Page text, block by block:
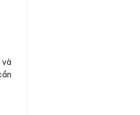
và